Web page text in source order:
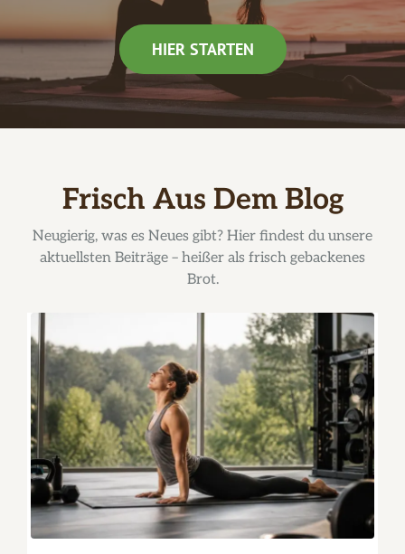
HIER STARTEN
Frisch Aus Dem Blog
Neugierig, was es Neues gibt? Hier findest du unsere
aktuellsten Beiträge – heißer als frisch gebackenes
Brot.